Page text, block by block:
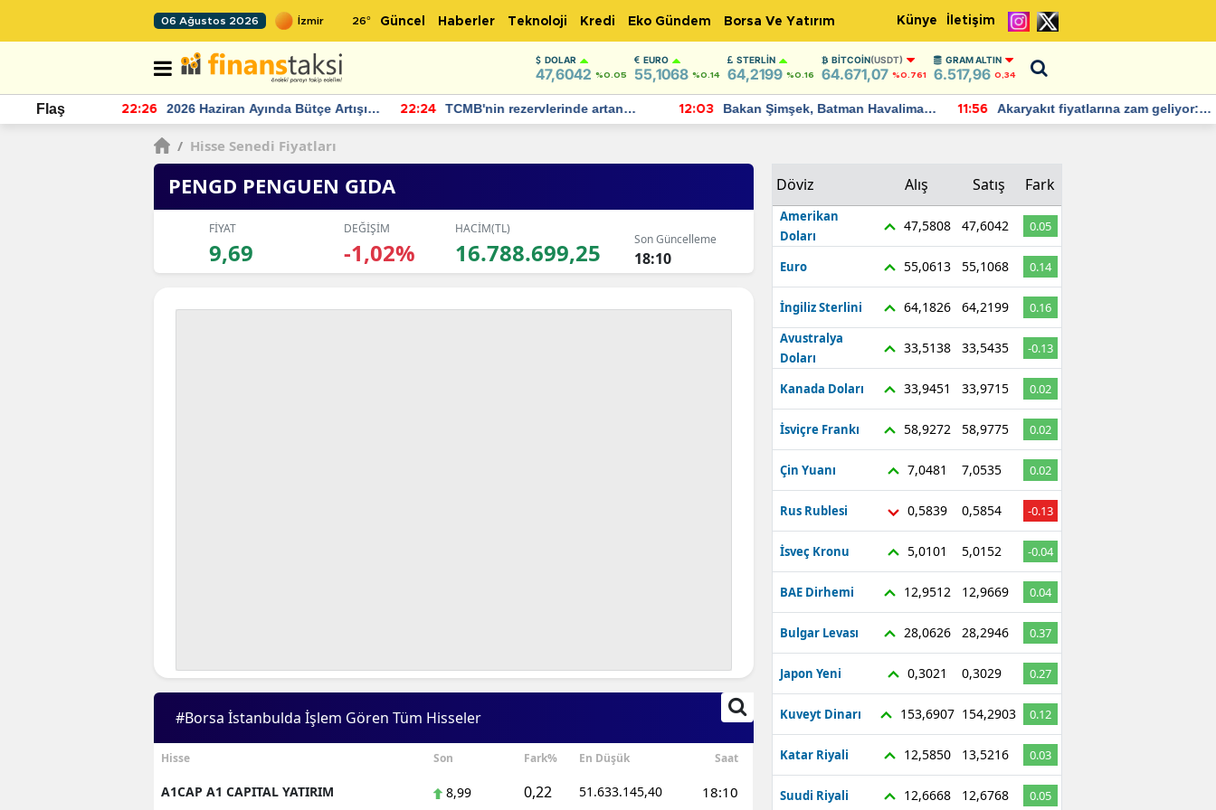
06 Ağustos 2026 26° Güncel Haberler Teknoloji Kredi Eko Gündem Borsa Ve Yatırım Künye İletişim
DOLAR
47,6042 %0.05
EURO
55,1068 %0.14
STERLIN
64,2199 %0.16
BITCOIN(USDT)
64.671,07 %0.761
GRAM ALTIN
6.517,96 0,34
Flaş 22:26
2026 Haziran Ayında Bütçe Artışı
Yaşandı
22:24
TCMB'nin rezervlerinde artan
momentum devam ediyor
12:03
Bakan Şimşek, Batman Havalimanı
için umut verici açıklamalarda
11:56
Akaryakıt fiyatlarına zam geliyor:
Yeni tarih açıklandı
/ Hisse Senedi Fiyatları
PENGD PENGUEN GIDA
FİYAT
9,69
DEĞİŞİM
-1,02%
HACİM(TL)
16.788.699,25 Son Güncelleme
18:10
#Borsa İstanbulda İşlem Gören Tüm Hisseler
Hisse Son Fark% En Düşük Saat
A1CAP A1 CAPITAL YATIRIM 8,99 0,22 51.633.145,40 18:10
Döviz Alış Satış Fark
Amerikan
Doları
47,5808 47,6042 0.05
Euro 55,0613 55,1068 0.14
İngiliz Sterlini 64,1826 64,2199
0.16
Avustralya
Doları
33,5138 33,5435 -0.13
Kanada Doları 33,9451 33,9715 0.02
İsviçre Frankı 58,9272 58,9775 0.02
Çin Yuanı 7,0481 7,0535 0.02
Rus Rublesi 0,5839 0,5854 -0.13
İsveç Kronu 5,0101 5,0152 -0.04
BAE Dirhemi 12,9512 12,9669 0.04
Bulgar Levası 28,0626 28,2946 0.37
Japon Yeni 0,3021 0,3029 0.27
Kuveyt Dinarı 153,6907 154,2903 0.12
Katar Riyali 12,5850 13,5216 0.03
Suudi Riyali 12,6668 12,6768 0.05